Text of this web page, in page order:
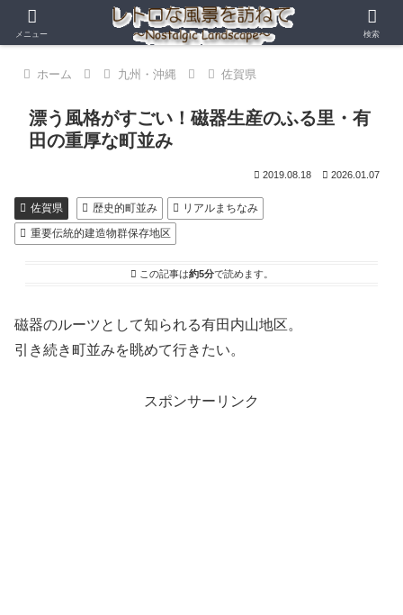
ホーム 九州・沖縄 佐賀県
漂う風格がすごい！磁器生産のふる里・有
田の重厚な町並み
2019.08.18 2026.01.07
佐賀県 歴史的町並み
リアルまちなみ
重要伝統的建造物群保存地区
この記事は約5分で読めます。
磁器のルーツとして知られる有田内山地区。
引き続き町並みを眺めて行きたい。
スポンサーリンク
メニュー 検索